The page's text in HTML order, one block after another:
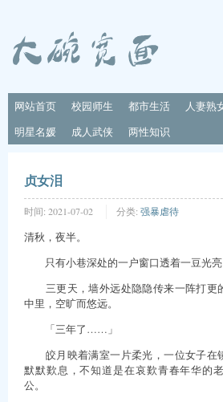
网站首页 校园师生 都市生活 人妻熟
明星名媛
成人武侠 两性知识
贞女泪
时间: 2021-07-02 分类: 强暴虐待
清秋，夜半。
只有小巷深处的一户窗口透着一豆光亮
三更天，墙外远处隐隐传来一阵打更
中里，空旷而悠远。
「三年了……」
皎月映着满室一片柔光，一位女子在
默默歎息，不知道是在哀歎青春年华的
公。